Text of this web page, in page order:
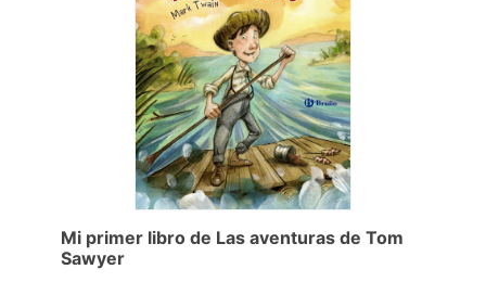
Mi primer libro de Las aventuras de Tom
Sawyer